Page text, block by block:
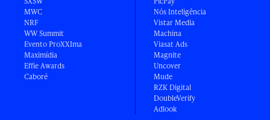
MWC
NRF
WW Summit
Evento ProXXIma
Maximídia
Effie Awards
Caboré
Nós Inteligência
Vistar Media
Machina
Viasat Ads
Magnite
Uncover
Mude
RZK Digital
DoubleVerify
Adlook